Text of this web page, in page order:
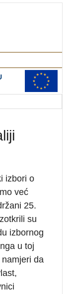
izbori o
već
25.
su
izbornog
u toj
da